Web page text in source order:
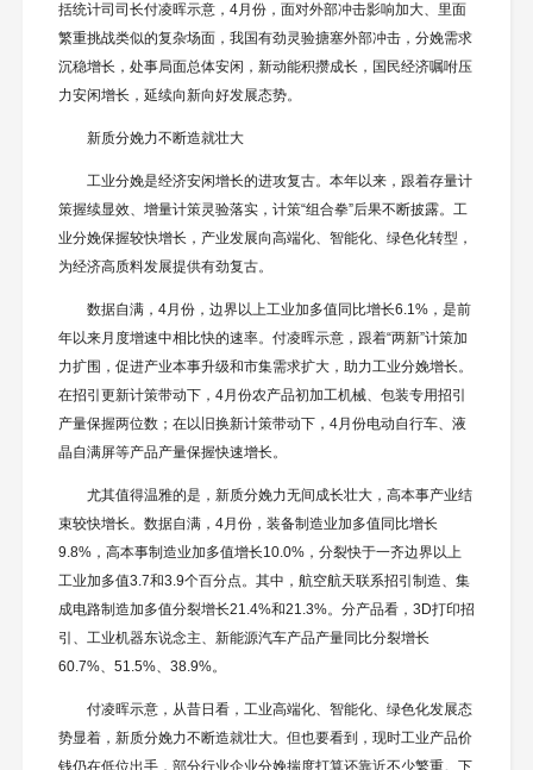
括统计司司长付凌晖示意，4月份，面对外部冲击影响加大、里面
繁重挑战类似的复杂场面，我国有劲灵验搪塞外部冲击，分娩需求
沉稳增长，处事局面总体安闲，新动能积攒成长，国民经济嘱咐压
力安闲增长，延续向新向好发展态势。
新质分娩力不断造就壮大
工业分娩是经济安闲增长的进攻复古。本年以来，跟着存量计
策握续显效、增量计策灵验落实，计策“组合拳”后果不断披露。工
业分娩保握较快增长，产业发展向高端化、智能化、绿色化转型，
为经济高质料发展提供有劲复古。
数据自满，4月份，边界以上工业加多值同比增长6.1%，是前
年以来月度增速中相比快的速率。付凌晖示意，跟着“两新”计策加
力扩围，促进产业本事升级和市集需求扩大，助力工业分娩增长。
在招引更新计策带动下，4月份农产品初加工机械、包装专用招引
产量保握两位数；在以旧换新计策带动下，4月份电动自行车、液
晶自满屏等产品产量保握快速增长。
尤其值得温雅的是，新质分娩力无间成长壮大，高本事产业结
束较快增长。数据自满，4月份，装备制造业加多值同比增长
9.8%，高本事制造业加多值增长10.0%，分裂快于一齐边界以上
工业加多值3.7和3.9个百分点。其中，航空航天联系招引制造、集
成电路制造加多值分裂增长21.4%和21.3%。分产品看，3D打印招
引、工业机器东说念主、新能源汽车产品产量同比分裂增长
60.7%、51.5%、38.9%。
付凌晖示意，从昔日看，工业高端化、智能化、绿色化发展态
势显着，新质分娩力不断造就壮大。但也要看到，现时工业产品价